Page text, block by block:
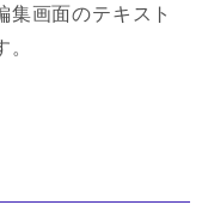
集画面のテキスト